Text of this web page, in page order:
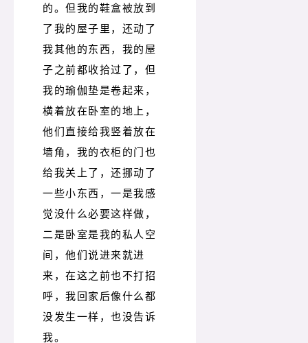
的。但我的鞋盒被放到
了我的屋子里，还动了
我其他的东西，我的屋
子之前都收拾过了，但
我的瑜伽垫是卷起来，
横着放在卧室的地上，
他们直接给我竖着放在
墙角，我的衣柜的门也
给我关上了，还挪动了
一些小东西，一是我感
觉没什么必要这样做，
二是卧室是我的私人空
间，他们说进来就进
来，在这之前也不打招
呼，我回家后像什么都
没发生一样，也没告诉
我。